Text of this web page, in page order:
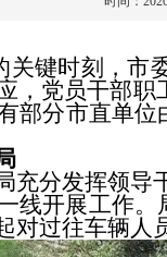
时刻，市
，党员干部
部分市直单
分发挥领导干
线开展工作
对过往车辆人